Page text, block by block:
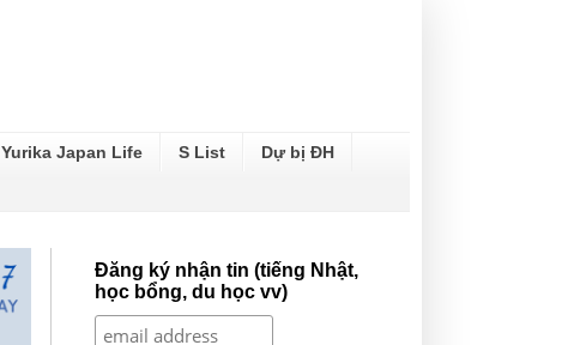
Yurika Japan Life S List Dự bị ĐH
Đăng ký nhận tin (tiếng Nhật,
học bổng, du học vv)